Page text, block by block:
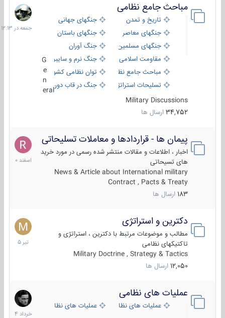
مباحث جامع نظامی
تاریخ و تمدن
جنگهای جهانی
جنگهای معاصر
جنگهای باستان
جنگهای مسلمین
جنگ آوران
مقاومت اسلامی
جنگ نرم و سایبری
مباحث جامع نظامی
توان نظامی کشورها
تسلیحات استراتژیک
جنگ در قاب دوربین
eral
Military Discussions
34,752 ارسال ها
جمعه
در
12:13
پیمان ها - قراردادها و معاملات تسلیحاتی
اخبار ، اطلاعات و مقالات منتشر شده رسمی در مورد خرید
های تسیحاتی
News & Article about International military
Contract , Pacts & Treaty
183 ارسال ها
7
اسفند
1400
دکترین و استراتژی
مطالب و موضوعات مرتبط با دکترین ، استراتژی و
تاکتیکهای نظامی
Military Doctrine , Strategy & Tactics
12,050 ارسال ها
27
تیر
1405
عملیات های نظامی
عملیات های نظامی ایرانعملیات های نظامی خارجی
5
خرداد
1404